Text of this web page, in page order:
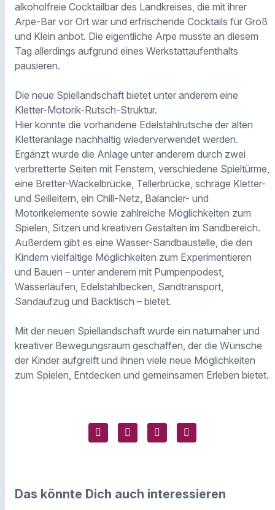
alkoholfreie Cocktailbar des Landkreises, die mit ihrer
Arpe-Bar vor Ort war und erfrischende Cocktails für Groß
und Klein anbot. Die eigentliche Arpe musste an diesem
Tag allerdings aufgrund eines Werkstattaufenthalts
pausieren.
Die neue Spiellandschaft bietet unter anderem eine
Kletter-Motorik-Rutsch-Struktur.
Hier konnte die vorhandene Edelstahlrutsche der alten
Kletteranlage nachhaltig wiederverwendet werden.
Ergänzt wurde die Anlage unter anderem durch zwei
verbretterte Seiten mit Fenstern, verschiedene Spieltürme,
eine Bretter-Wackelbrücke, Tellerbrücke, schräge Kletter-
und Seilleitern, ein Chill-Netz, Balancier- und
Motorikelemente sowie zahlreiche Möglichkeiten zum
Spielen, Sitzen und kreativen Gestalten im Sandbereich.
Außerdem gibt es eine Wasser-Sandbaustelle, die den
Kindern vielfältige Möglichkeiten zum Experimentieren
und Bauen – unter anderem mit Pumpenpodest,
Wasserläufen, Edelstahlbecken, Sandtransport,
Sandaufzug und Backtisch – bietet.
Mit der neuen Spiellandschaft wurde ein naturnaher und
kreativer Bewegungsraum geschaffen, der die Wünsche
der Kinder aufgreift und ihnen viele neue Möglichkeiten
zum Spielen, Entdecken und gemeinsamen Erleben bietet.
Das könnte Dich auch interessieren